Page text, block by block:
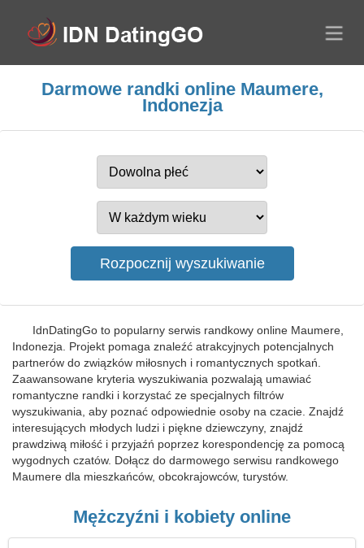
Darmowe randki online Maumere,
Indonezja
IdnDatingGo to popularny serwis randkowy online Maumere,
Indonezja. Projekt pomaga znaleźć atrakcyjnych potencjalnych
partnerów do związków miłosnych i romantycznych spotkań.
Zaawansowane kryteria wyszukiwania pozwalają umawiać
romantyczne randki i korzystać ze specjalnych filtrów
wyszukiwania, aby poznać odpowiednie osoby na czacie. Znajdź
interesujących młodych ludzi i piękne dziewczyny, znajdź
prawdziwą miłość i przyjaźń poprzez korespondencję za pomocą
wygodnych czatów. Dołącz do darmowego serwisu randkowego
Maumere dla mieszkańców, obcokrajowców, turystów.
Mężczyźni i kobiety online